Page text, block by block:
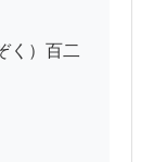
）百二